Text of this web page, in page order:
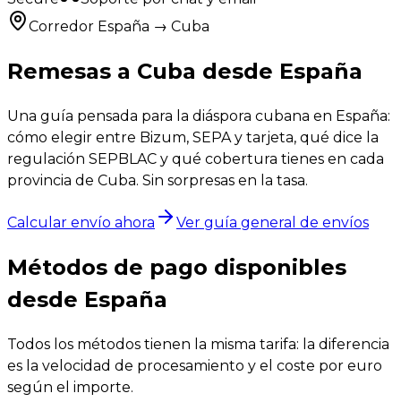
Corredor España → Cuba
Remesas a Cuba desde España
Una guía pensada para la diáspora cubana en España:
cómo elegir entre Bizum, SEPA y tarjeta, qué dice la
regulación SEPBLAC y qué cobertura tienes en cada
provincia de Cuba. Sin sorpresas en la tasa.
Calcular envío ahora Ver guía general de envíos
Métodos de pago disponibles
desde España
Todos los métodos tienen la misma tarifa: la diferencia
es la velocidad de procesamiento y el coste por euro
según el importe.